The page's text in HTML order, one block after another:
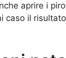
aprire i
caso il